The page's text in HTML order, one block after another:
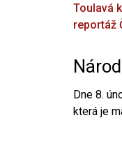
Toulavá
reportáž
Dne 8.
která je